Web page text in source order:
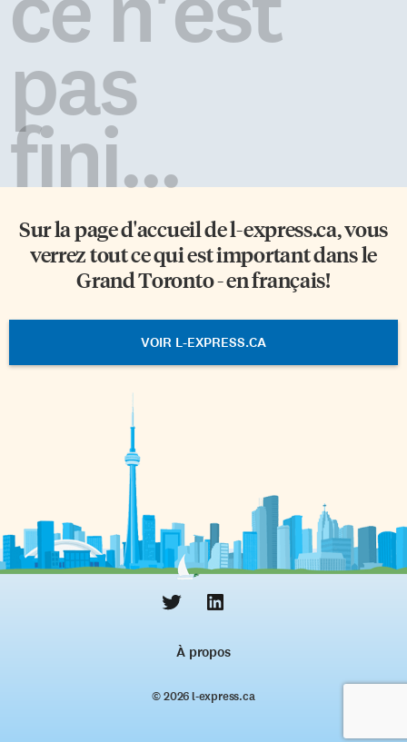
pas
fini...
Sur la page d'accueil del-express.ca, vous
verrez tout ce qui est important dans le
Grand Toronto - en français!
VOIR L-EXPRESS.CA
À propos
© 2026 l‑express.ca